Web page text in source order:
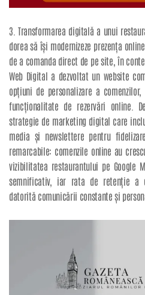
3. Transformarea digitală a unui
dorea să își modernizeze prezența
de a comanda direct de pe site, în
Web Digital a dezvoltat un website
opțiuni de personalizare a
funcționalitate de rezervări online.
strategie de marketing digital care
media și newslettere pentru
remarcabile: comenzile online au
vizibilitatea restaurantului pe Google
semnificativ, iar rata de retenție a
datorită comunicării constante și